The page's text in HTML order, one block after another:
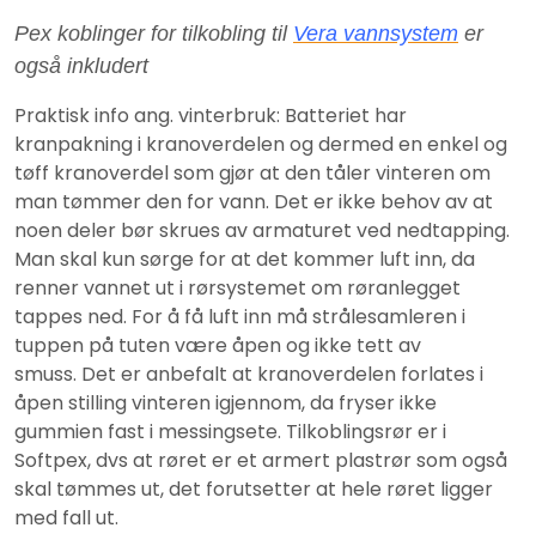
Pex koblinger for tilkobling til Vera vannsystem er
også inkludert
Praktisk info ang. vinterbruk: Batteriet har
kranpakning i kranoverdelen og dermed en enkel og
tøff kranoverdel som gjør at den tåler vinteren om
man tømmer den for vann. Det er ikke behov av at
noen deler bør skrues av armaturet ved nedtapping.
Man skal kun sørge for at det kommer luft inn, da
renner vannet ut i rørsystemet om røranlegget
tappes ned. For å få luft inn må strålesamleren i
tuppen på tuten være åpen og ikke tett av
smuss. Det er anbefalt at kranoverdelen forlates i
åpen stilling vinteren igjennom, da fryser ikke
gummien fast i messingsete. Tilkoblingsrør er i
Softpex, dvs at røret er et armert plastrør som også
skal tømmes ut, det forutsetter at hele røret ligger
med fall ut.